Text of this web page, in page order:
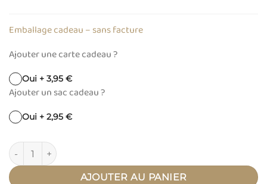
Emballage cadeau – sans facture
Ajouter une carte cadeau ?
Oui + 3,95 €
Ajouter un sac cadeau ?
Oui + 2,95 €
quantité de Décoration bebe bois lune compatible bola de
AJOUTER AU PANIER